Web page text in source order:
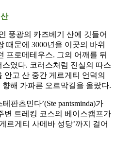
풍광의 카즈베기 산에 깃들어
때문에 3000년을 이곳의 바위
프로메테우스. 그의 어깨를 뒤
였다. 코러스처럼 진실의 따스
안고 산 중간 게르게티 언덕의
향해 가파른 오르막길을 올랐다.
판츠민다’(Ste pantsminda)가
변 트레킹 코스의 베이스캠프가
르게티 사메바 성당’까지 걸어